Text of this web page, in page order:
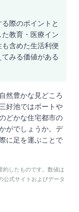
際のポイントと
教育・医療イン
含めた生活利便
みる価値がある
然豊かな見どころ
好池ではボートや
どかな住宅都市の
がでしょうか。デ
に足を運ぶことで
約したものです。数値は
公式サイトおよびデータ